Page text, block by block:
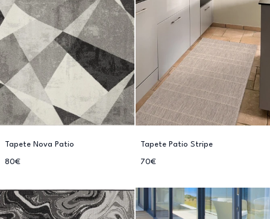
Tapete Nova Patio
80€
Tapete Patio Stripe
70€